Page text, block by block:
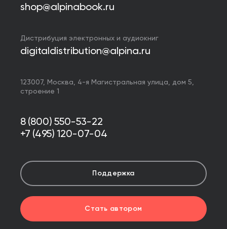
shop@alpinabook.ru
Дистрибуция электронных и аудиокниг
digitaldistribution@alpina.ru
123007, Москва, 4-я Магистральная улица, дом 5,
строение 1
8 (800) 550-53-22
+7 (495) 120-07-04
Поддержка
Стать автором